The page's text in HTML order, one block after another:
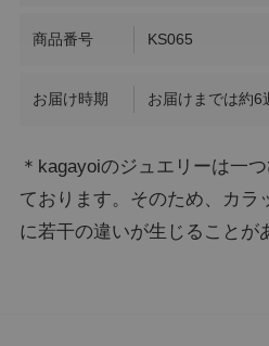
商品番号 KS065
お届け時期 お届けまでは約6
＊kagayoiのジュエリーは一
ております。そのため、カラ
に若干の違いが生じることが